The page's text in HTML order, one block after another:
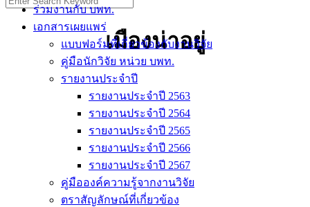
ร่วมงานกับ บพท.
เอกสารเผยแพร่
แบบฟอร์มที่เกี่ยวข้องกับงานวิจัย
คู่มือนักวิจัย หน่วย บพท.
รายงานประจำปี
รายงานประจำปี 2563
รายงานประจำปี 2564
รายงานประจำปี 2565
รายงานประจำปี 2566
รายงานประจำปี 2567
คู่มือองค์ความรู้จากงานวิจัย
ตราสัญลักษณ์ที่เกี่ยวข้อง
เมืองน่าอยู่